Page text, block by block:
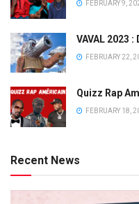
FEBRUARY 9,
VAVAL 2023
FEBRUARY 22,
Quizz Rap
FEBRUARY 18,
Recent News